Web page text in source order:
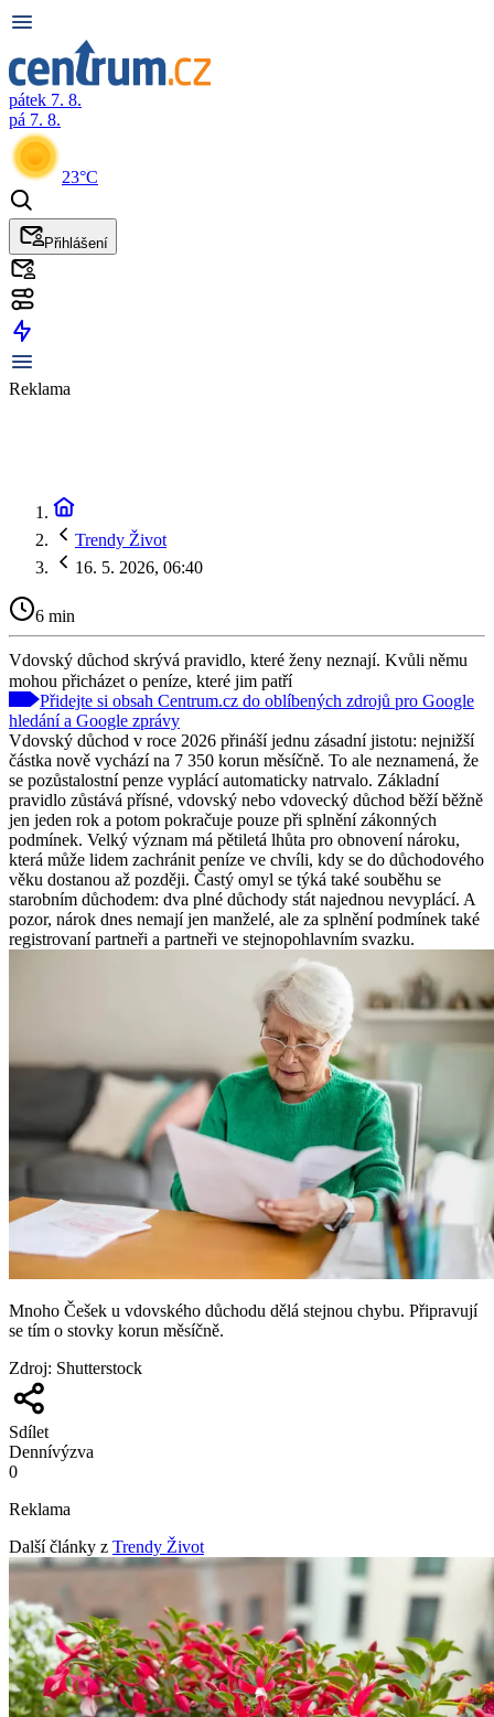
pátek 7. 8.
pá 7. 8.
23°C
Přihlášení
Reklama
Trendy Život
16. 5. 2026, 06:40
6 min
Vdovský důchod skrývá pravidlo, které ženy neznají. Kvůli němu
mohou přicházet o peníze, které jim patří
Přidejte si obsah Centrum.cz do oblíbených zdrojů pro Google
hledání a Google zprávy
Vdovský důchod v roce 2026 přináší jednu zásadní jistotu: nejnižší
částka nově vychází na 7 350 korun měsíčně. To ale neznamená, že
se pozůstalostní penze vyplácí automaticky natrvalo. Základní
pravidlo zůstává přísné, vdovský nebo vdovecký důchod běží běžně
jen jeden rok a potom pokračuje pouze při splnění zákonných
podmínek. Velký význam má pětiletá lhůta pro obnovení nároku,
která může lidem zachránit peníze ve chvíli, kdy se do důchodového
věku dostanou až později. Častý omyl se týká také souběhu se
starobním důchodem: dva plné důchody stát najednou nevyplácí. A
pozor, nárok dnes nemají jen manželé, ale za splnění podmínek také
registrovaní partneři a partneři ve stejnopohlavním svazku.
Mnoho Češek u vdovského důchodu dělá stejnou chybu. Připravují
se tím o stovky korun měsíčně.
Zdroj: Shutterstock
Sdílet
Dennívýzva
0
Reklama
Další články z Trendy Život